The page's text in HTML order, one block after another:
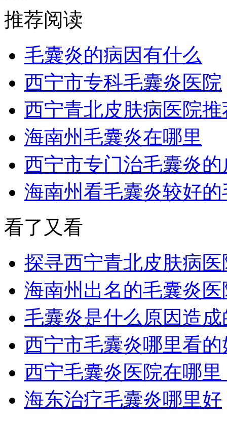
推荐阅读
毛囊炎的病因有什么
西宁市专科毛囊炎医院
西宁青北皮肤病医院
海南州毛囊炎在哪里
西宁市专门治毛囊炎
海南州看毛囊炎较好
看了又看
探寻西宁青北皮肤病
海南州出名的毛囊炎医
毛囊炎是什么原因造
西宁市毛囊炎哪里看的
西宁毛囊炎医院在哪
海东治疗毛囊炎哪里好